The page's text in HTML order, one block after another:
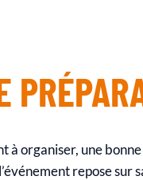
à organiser, une
repose sur